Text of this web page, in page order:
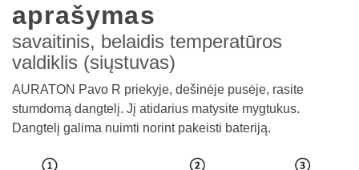
aprašymas
savaitinis, belaidis temperatūros
valdiklis (siųstuvas)
AURATON Pavo R priekyje, dešinėje pusėje, rasite
stumdomą dangtelį. Jį atidarius matysite mygtukus.
Dangtelį galima nuimti norint pakeisti bateriją.